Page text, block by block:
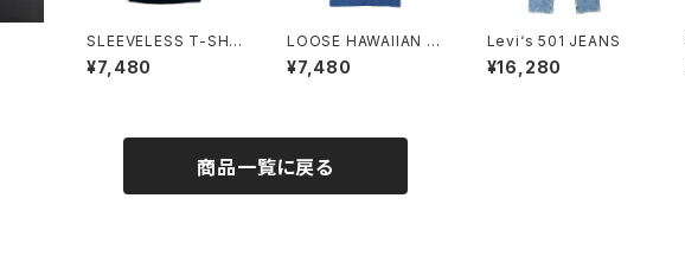
SLEEVELESS T-SHIR
T
¥7,480
LOOSE HAWAIIAN S
HIRT
¥7,480
Levi‘s 501 JEANS
¥16,280
商品一覧に戻る